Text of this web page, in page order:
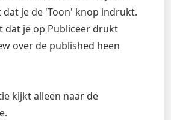
je de 'Toon' knop indrukt.
dat je op Publiceer drukt
over de published heen
kijkt alleen naar de